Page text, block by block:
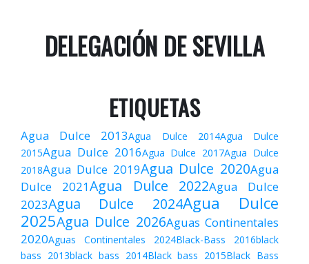
DELEGACIÓN DE SEVILLA
ETIQUETAS
Agua Dulce 2013Agua Dulce 2014Agua Dulce
2015Agua Dulce 2016Agua Dulce 2017Agua Dulce
2018Agua Dulce 2019Agua Dulce 2020Agua
Dulce 2021Agua Dulce 2022Agua Dulce
2023Agua Dulce 2024Agua Dulce
2025Agua Dulce 2026Aguas Continentales
2020Aguas Continentales 2024Black-Bass 2016black
bass 2013black bass 2014Black bass 2015Black Bass